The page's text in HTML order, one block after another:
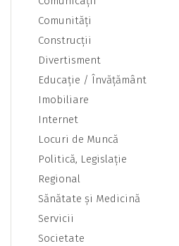
Comunităţi
Construcţii
Divertisment
Educaţie / Învăţământ
Imobiliare
Internet
Locuri de Muncă
Politică, Legislaţie
Regional
Sănătate şi Medicină
Servicii
Societate